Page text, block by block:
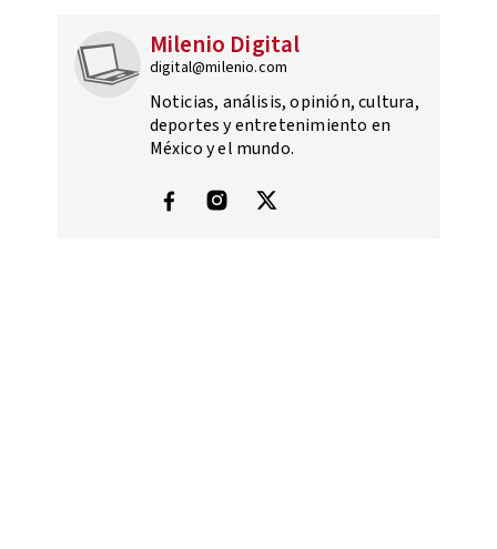
Milenio Digital
digital@milenio.com
Noticias, análisis, opinión, cultura,
deportes y entretenimiento en
México y el mundo.